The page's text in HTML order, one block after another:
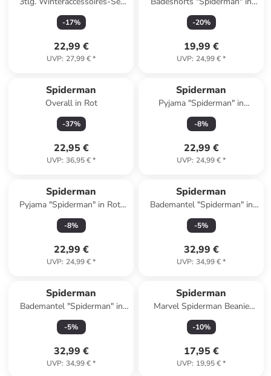
"Spiderman" in Rot/
Dunkelblau
-17%
22,99 €
UVP: 27,99 €*
Blau
-20%
19,99 €
UVP: 24,99 €*
Spiderman
Overall in Rot
-37%
22,95 €
UVP: 36,95 €*
Spiderman
Pyjama "Spiderman" in
Hellblau/ Weiß/ Rot
-8%
22,99 €
UVP: 24,99 €*
Spiderman
Pyjama "Spiderman" in Rot/
Dunkelblau
-8%
22,99 €
UVP: 24,99 €*
Spiderman
Bademantel "Spiderman" in
Dunkelblau/ Blau/ Weiß
-5%
32,99 €
UVP: 34,99 €*
Spiderman
Bademantel "Spiderman" in
Rot/ Dunkelblau/ Weiß
-5%
32,99 €
UVP: 34,99 €*
Spiderman
Marvel Spiderman Beanie
Mask Übergangsmütze Mütze
in blau
-10%
17,95 €
UVP: 19,95 €*